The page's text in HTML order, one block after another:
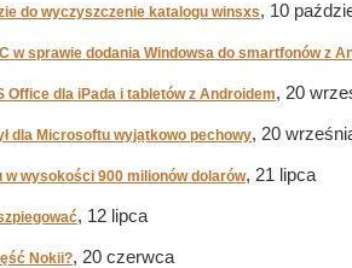
do wyczyszczenie katalogu winsxs, 10
w sprawie dodania Windowsa do smartfonów z
Office dla iPada i tabletów z Androidem, 20
dla Microsoftu wyjątkowo pechowy, 20
w wysokości 900 milionów dolarów, 21 lipca
, 12 lipca
Nokii?, 20 czerwca